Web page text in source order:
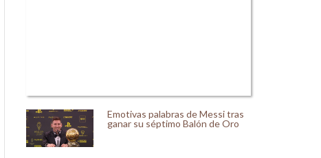
Emotivas palabras de Messi tras
ganar su séptimo Balón de Oro